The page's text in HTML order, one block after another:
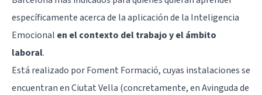
específicamente acerca de la aplicación de la Inteligencia
Emocional en el contexto del trabajo y el ámbito
laboral.
Está realizado por Foment Formació, cuyas instalaciones se
encuentran en Ciutat Vella (concretamente, en Avinguda de